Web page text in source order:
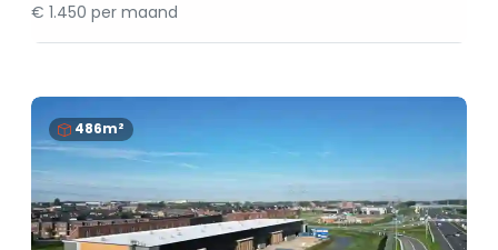
€ 1.450 per maand
486m²